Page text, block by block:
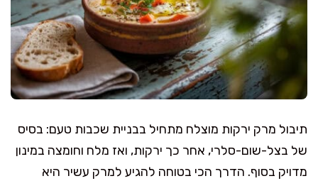
תיבול מרק ירקות מוצלח מתחיל בבניית שכבות טעם: בסיס
של בצל-שום-סלרי, אחר כך ירקות, ואז מלח וחומצה במינון
מדויק בסוף. הדרך הכי בטוחה להגיע למרק עשיר היא